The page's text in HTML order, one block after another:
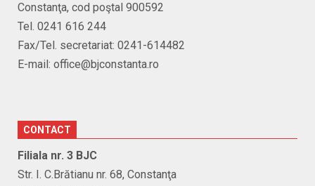
Constanţa, cod poştal 900592
Tel. 0241 616 244
Fax/Tel. secretariat: 0241-614482
E-mail: office@bjconstanta.ro
CONTACT
Filiala nr. 3 BJC
Str. I. C.Brătianu nr. 68, Constanţa